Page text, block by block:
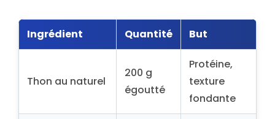
Ingrédient Quantité But
Thon au naturel
200 g
égoutté
Protéine,
texture
fondante